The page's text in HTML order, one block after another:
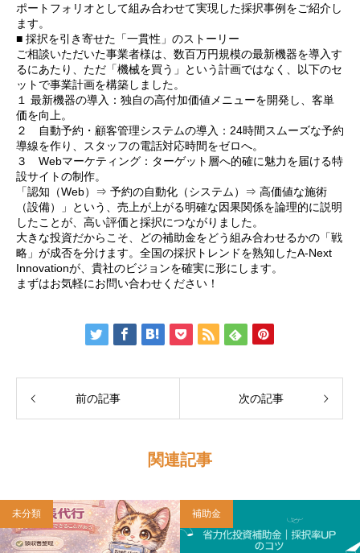
ポートフォリオとして組み合わせて実現した採択事例をご紹介し
ます。
■ 採択を引き寄せた「一貫性」のストーリー
ご相談いただいた事業者様は、数百万円規模の最新機器を導入す
るにあたり、ただ「機械を買う」という計画ではなく、以下のセ
ットで事業計画を構築しました。
１ 最新機器の導入：独自の高付加価値メニューを開発し、客単
価を向上。
２ 自動予約・顧客管理システムの導入：24時間スムーズな予約
導線を作り、スタッフの電話対応時間をゼロへ。
３ Webマーケティング：ターゲット層へ的確に魅力を届ける特
設サイトの制作。
「認知（Web）⇒ 予約の自動化（システム）⇒ 高価値な施術
（設備）」という、売上が上がる明確な因果関係を論理的に説明
したことが、高い評価と採択につながりました。
大きな投資だからこそ、どの補助金をどう組み合わせるかの「戦
略」が成否を分けます。全国の採択トレンドを熟知したA-Next
Innovationが、貴社のビジョンを確実に形にします。
まずはお気軽にお問い合わせください！
前の記事 次の記事
関連記事
未分類 補助金